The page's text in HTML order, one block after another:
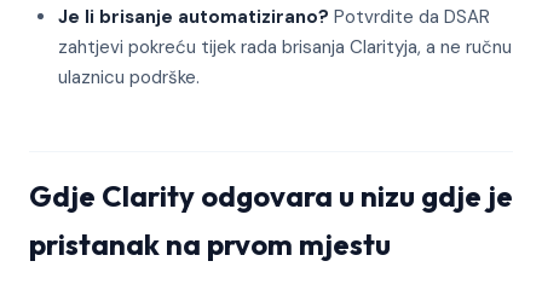
Je li brisanje automatizirano? Potvrdite da DSAR
zahtjevi pokreću tijek rada brisanja Clarityja, a ne ručnu
ulaznicu podrške.
Gdje Clarity odgovara u nizu gdje je
pristanak na prvom mjestu